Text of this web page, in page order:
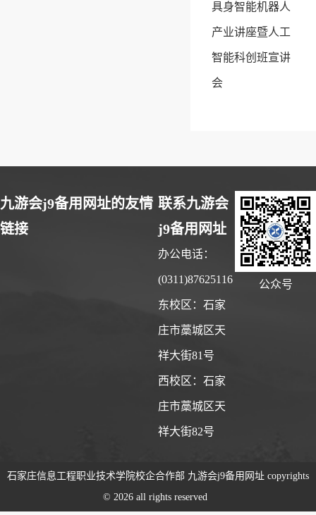
具身智能机器人
产业讲座暨人工
智能科创班宣讲
会
九游会j9备用网址的友情
链接
联系九游会
j9备用网址
办公电话：
(0311)87625116
东校区：石家
庄市藁城区天
祥大街81号
西校区：石家
庄市藁城区天
祥大街82号
公众号
石家庄信息工程职业技术学院校企合作部 九游会j9备用网址 copyrights
© 2026 all rights reserved